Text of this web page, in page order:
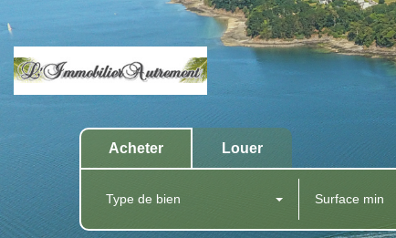
Acheter Louer
Type de bien